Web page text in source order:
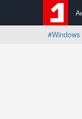
#Windows